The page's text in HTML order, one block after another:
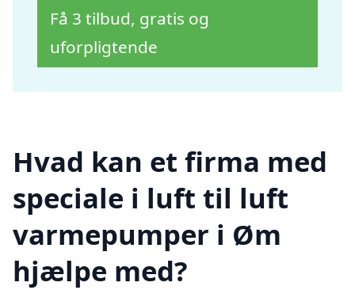
Få 3 tilbud, gratis og
uforpligtende
Hvad kan et firma med
speciale i luft til luft
varmepumper i Øm
hjælpe med?